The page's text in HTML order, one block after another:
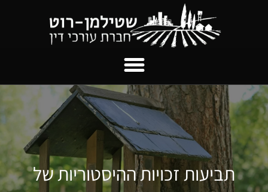
תביעות זכויות ההיסטוריות של